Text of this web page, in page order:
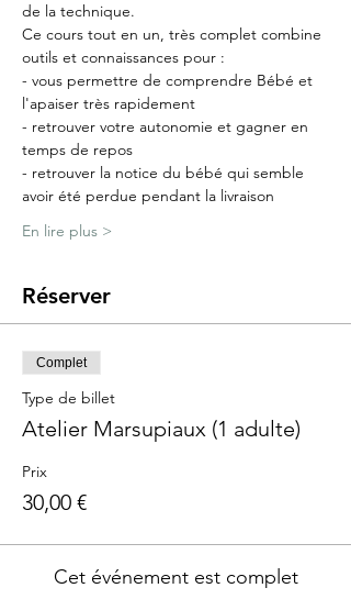
de la technique.
Ce cours tout en un, très complet combine
outils et connaissances pour :
- vous permettre de comprendre Bébé et
l'apaiser très rapidement
- retrouver votre autonomie et gagner en
temps de repos
- retrouver la notice du bébé qui semble
avoir été perdue pendant la livraison
En lire plus >
Réserver
Complet
Type de billet
Atelier Marsupiaux (1 adulte)
Prix
30,00 €
Cet événement est complet